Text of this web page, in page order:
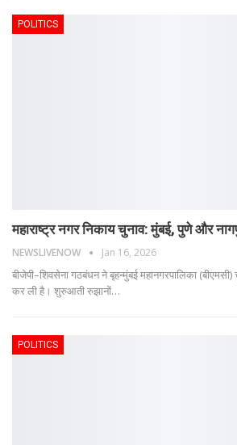
POLITICS
महाराष्ट्र नगर निकाय चुनाव: मुंबई, पुणे और
NEWSLIVENOW Jan 16, 2026
बीजेपी–शिवसेना गठबंधन ने बृहन्मुंबई महानगरपालिका
कर ली है। शुरुआती रुझानों…
POLITICS